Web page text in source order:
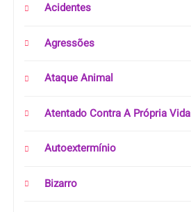
Acidentes
Agressões
Ataque Animal
Atentado Contra A Própria Vida
Autoextermínio
Bizarro